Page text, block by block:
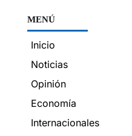
MENÚ
Inicio
Noticias
Opinión
Economía
Internacionales